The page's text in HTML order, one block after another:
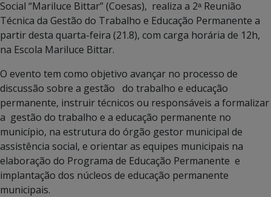
Social “Mariluce Bittar” (Coesas), realiza a 2ᵃ Reunião
Técnica da Gestão do Trabalho e Educação Permanente a
partir desta quarta-feira (21.8), com carga horária de 12h,
na Escola Mariluce Bittar.
O evento tem como objetivo avançar no processo de
discussão sobre a gestão do trabalho e educação
permanente, instruir técnicos ou responsáveis a formalizar
a gestão do trabalho e a educação permanente no
município, na estrutura do órgão gestor municipal de
assistência social, e orientar as equipes municipais na
elaboração do Programa de Educação Permanente e
implantação dos núcleos de educação permanente
municipais.